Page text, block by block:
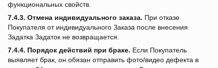
функциональных свойств.
7.4.3. Отмена индивидуального заказа. При отказе
Покупателя от индивидуального Заказа после внесения
Задатка Задаток не возвращается.
7.4.4. Порядок действий при браке. Если Покупатель
выявляет брак, он обязан отправить фото/видео дефекта в